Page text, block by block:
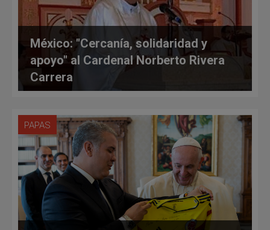
México: "Cercanía, solidaridad y
apoyo" al Cardenal Norberto Rivera
Carrera
PAPAS